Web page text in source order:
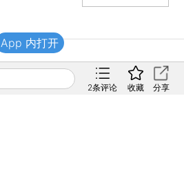
2条评论 收藏 分享
App 内打开